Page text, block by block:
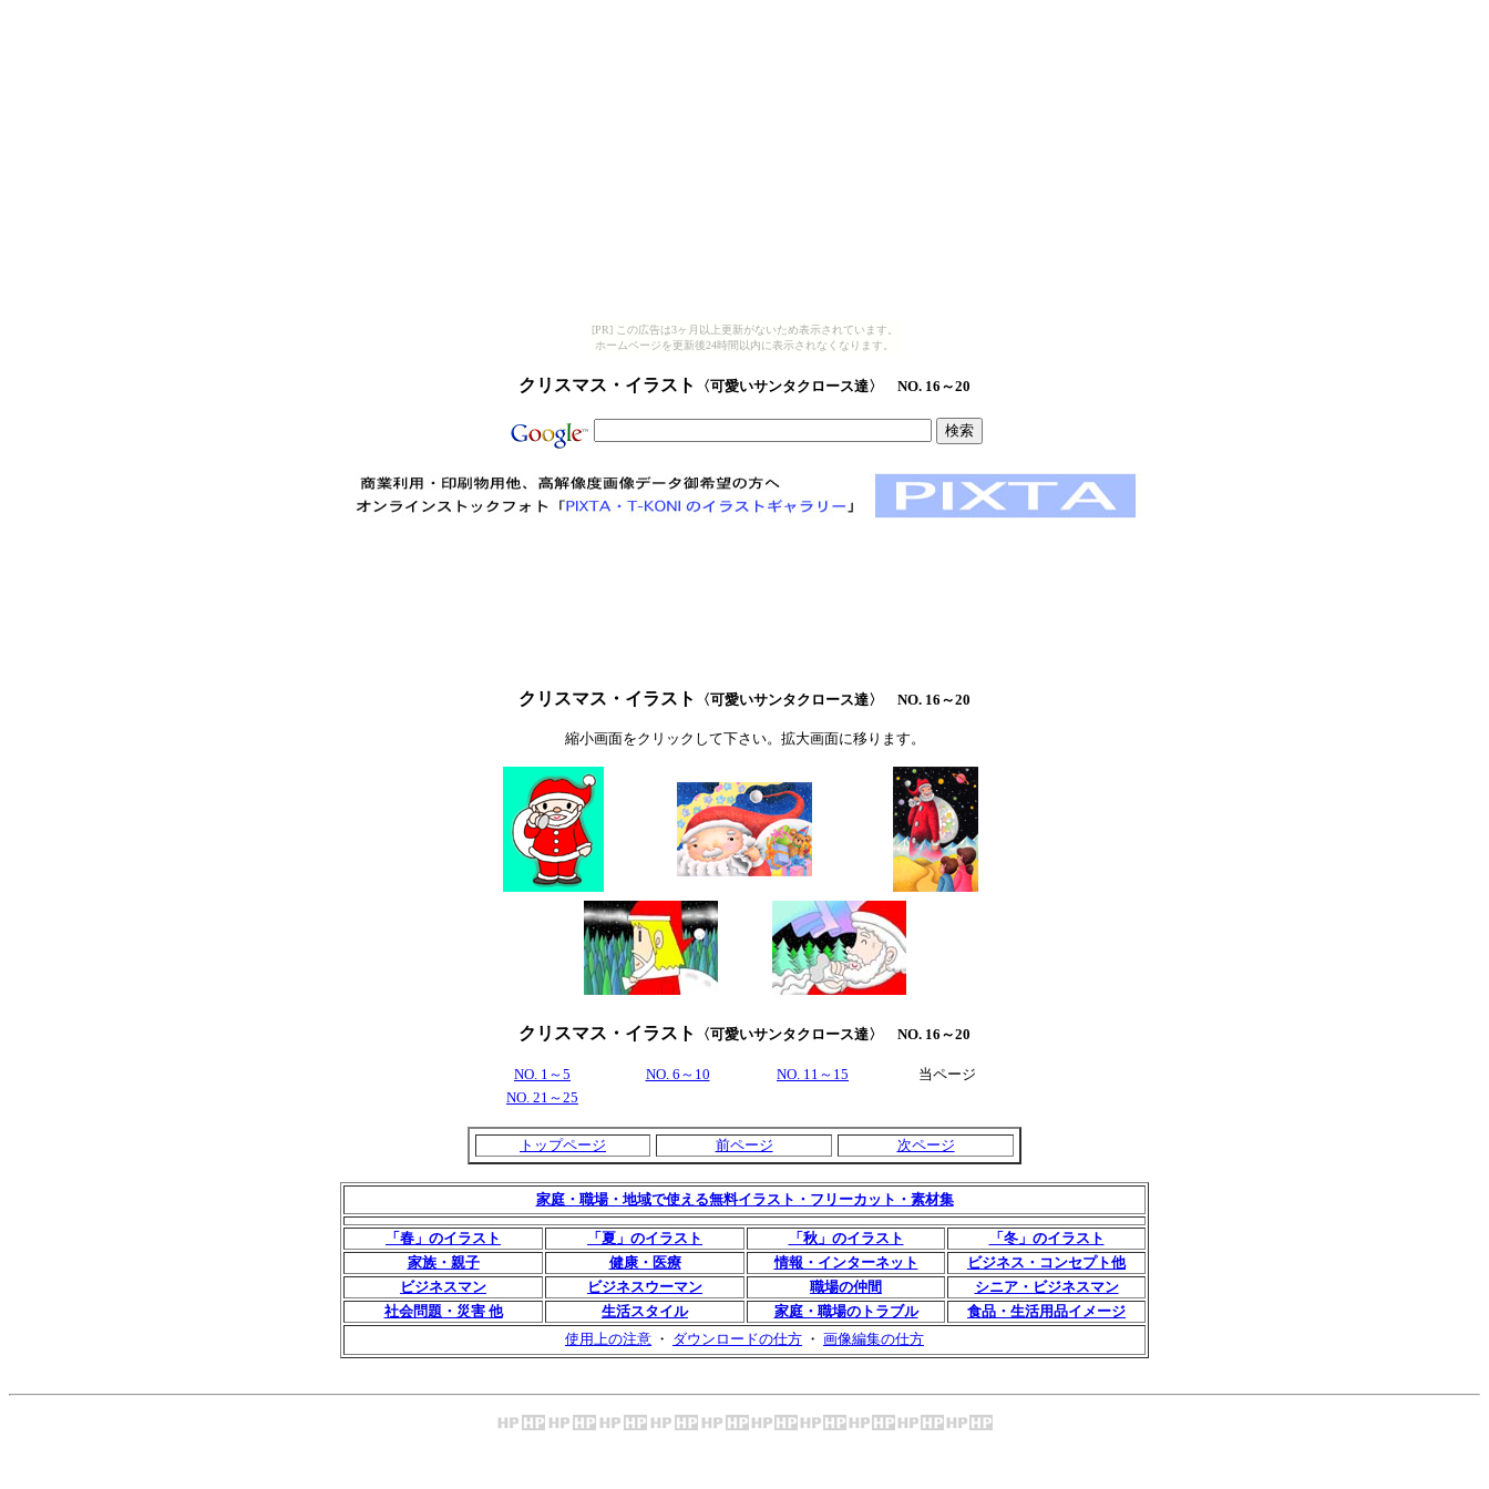
[PR] この広告は3ヶ月以上更新がないため表示されています。
ホームページを更新後24時間以内に表示されなくなります。
クリスマス・イラスト 〈可愛いサンタクロース達〉 NO. 16～20
クリスマス・イラスト 〈可愛いサンタクロース達〉 NO. 16～20
縮小画面をクリックして下さい。拡大画面に移ります。
クリスマス・イラスト 〈可愛いサンタクロース達〉 NO. 16～20
NO. 1～5 NO. 6～10 NO. 11～15
当ページ
NO. 21～25
トップページ 前ページ 次ページ
家庭・職場・地域で使える無料イラスト・フリーカット・素材集
「春」のイラスト 「夏」のイラスト 「秋」のイラスト
「冬」のイラスト
家族・親子
健康・医療 情報・インターネット
ビジネス・コンセプト他
ビジネスマン
ビジネスウーマン 職場の仲間
シニア・ビジネスマン
社会問題・災害 他
生活スタイル 家庭・職場のトラブル
食品・生活用品イメージ
使用上の注意 ・ ダウンロードの仕方 ・ 画像編集の仕方